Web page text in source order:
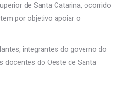
de Santa Catarina, ocorrido
por objetivo apoiar o
integrantes do governo do
docentes do Oeste de Santa